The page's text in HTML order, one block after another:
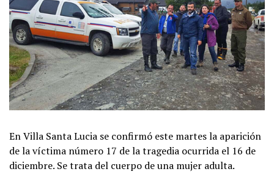
En Villa Santa Lucia se confirmó este martes la aparición
de la víctima número 17 de la tragedia ocurrida el 16 de
diciembre. Se trata del cuerpo de una mujer adulta.